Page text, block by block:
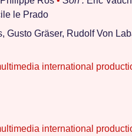
le Prado
Gusto Gräser, Rudolf Von
international
international